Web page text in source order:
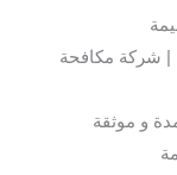
| شركة مكافحة
و موثقة